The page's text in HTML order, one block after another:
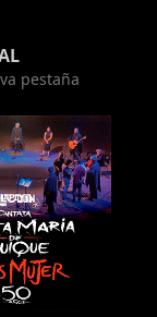
pestaña